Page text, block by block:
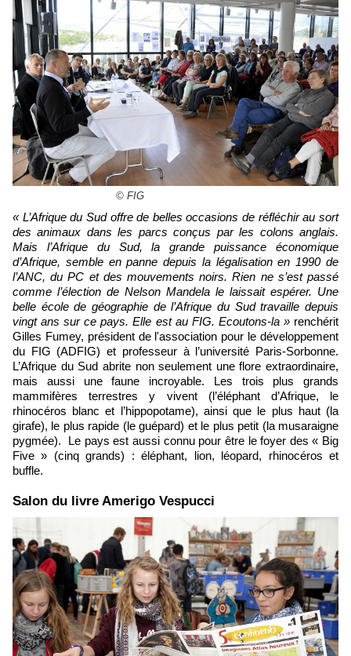
© FIG
« L’Afrique du Sud offre de belles occasions de réfléchir au sort
des animaux dans les parcs conçus par les colons anglais.
Mais l’Afrique du Sud, la grande puissance économique
d’Afrique, semble en panne depuis la légalisation en 1990 de
l’ANC, du PC et des mouvements noirs. Rien ne s’est passé
comme l’élection de Nelson Mandela le laissait espérer. Une
belle école de géographie de l’Afrique du Sud travaille depuis
vingt ans sur ce pays. Elle est au FIG. Ecoutons-la »renchérit
Gilles Fumey, président de l'association pour le développement
du FIG (ADFIG) et professeur à l’université Paris-Sorbonne.
L’Afrique du Sud abrite non seulement une flore extraordinaire,
mais aussi une faune incroyable. Les trois plus grands
mammifères terrestres y vivent (l’éléphant d’Afrique, le
rhinocéros blanc et l’hippopotame), ainsi que le plus haut (la
girafe), le plus rapide (le guépard) et le plus petit (la musaraigne
pygmée). Le pays est aussi connu pour être le foyer des « Big
Five » (cinq grands) : éléphant, lion, léopard, rhinocéros et
buffle.
Salon du livre Amerigo Vespucci